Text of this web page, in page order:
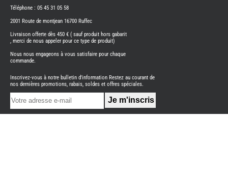
ITINEO
CAMPING-
OCCASION
CARADO
NEUFS
FOURGON
BENIMAR
FOURGON
Téléphone : 05 45 31 05 58
2001 Route de montjean 16700 Ruffec
Livraison offerte dès 450 € ( sauf produit hors gabarit
, merci de nous appeler pour ce type de produit)
Nous nous engageons à vous satisfaire pour chaque
commande.
Inscrivez-vous à notre bulletin d'information Restez au courant de
nos dernières promotions, rabais, soldes et offres spéciales.